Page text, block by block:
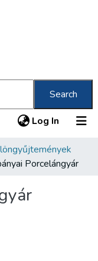
Search
Log In (current)
Porcelángyár